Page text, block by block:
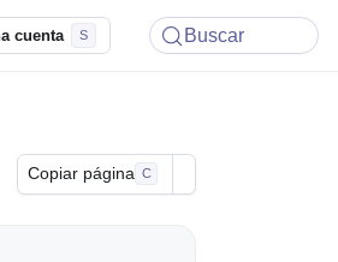
cuenta Buscar
Copiar página C